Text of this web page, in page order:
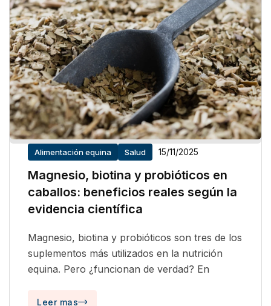
Alimentación equina Salud 15/11/2025
Magnesio, biotina y probióticos en
caballos: beneficios reales según la
evidencia científica
Magnesio, biotina y probióticos son tres de los
suplementos más utilizados en la nutrición
equina. Pero ¿funcionan de verdad? En
Leer mas